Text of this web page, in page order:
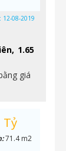
1.65
giá
12-08-2019
Tỷ
71.4 m2